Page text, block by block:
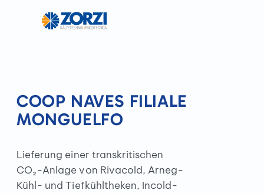
COOP NAVES FILIALE
MONGUELFO
Lieferung einer transkritischen
CO₂-Anlage von Rivacold, Arneg-
Kühl- und Tiefkühltheken, Incold-